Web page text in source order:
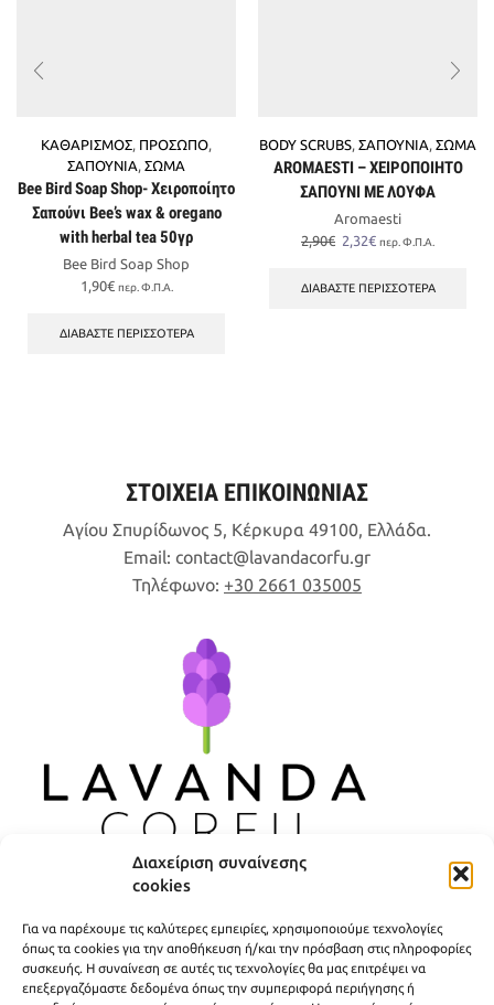
Διαχείριση συναίνεσης
cookies
Για να παρέχουμε τις καλύτερες εμπειρίες, χρησιμοποιούμε τεχνολογίες
όπως τα cookies για την αποθήκευση ή/και την πρόσβαση στις πληροφορίες
συσκευής. Η συναίνεση σε αυτές τις τεχνολογίες θα μας επιτρέψει να
επεξεργαζόμαστε δεδομένα όπως την συμπεριφορά περιήγησης ή
ΚΑΘΑΡΙΣΜΟΣ ΠΡΟΣΩΠΟ
ΣΑΠΟΥΝΙΑ ΣΩΜΑ
Bee Bird Soap Shop- Χειροποίητο
Σαπούνι Bee’s wax & oregano
with herbal tea 50γρ
Bee Bird Soap Shop
1,90€ περ. Φ.Π.Α.
ΔΙΑΒΆΣΤΕ ΠΕΡΙΣΣΌΤΕΡΑ
BODY SCRUBS ΣΑΠΟΥΝΙΑ ΣΩΜΑ
AROMAESTI – ΧΕΙΡΟΠΟΙΗΤΟ
ΣΑΠΟΥΝΙ ΜΕ ΛΟΥΦΑ
Aromaesti
2,90€ Original
was:
2,32€Η
τιμή
περ. Φ.Π.Α.
ΔΙΑΒΆΣΤΕ ΠΕΡΙΣΣΌΤΕΡΑ
ΣΤΟΙΧΕΙΑ ΕΠΙΚΟΙΝΩΝΙΑΣ
Αγίου Σπυρίδωνος 5, Κέρκυρα 49100, Ελλάδα.
Email: contact lavandacorfu gr
Τηλέφωνο: +30 2661 035005
ΧΡΗΣΙΜΟΙ ΣΥΝΔΕΣΜΟΙ
ΠΟΛΙΤΙΚΗ ΑΠΟΡΡΗΤΟΥ
ΟΡΟΙ ΧΡΗΣΗΣ